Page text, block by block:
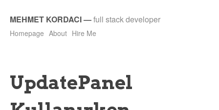
MEHMET KORDACI—full stack developer
Homepage About Hire Me
UpdatePanel